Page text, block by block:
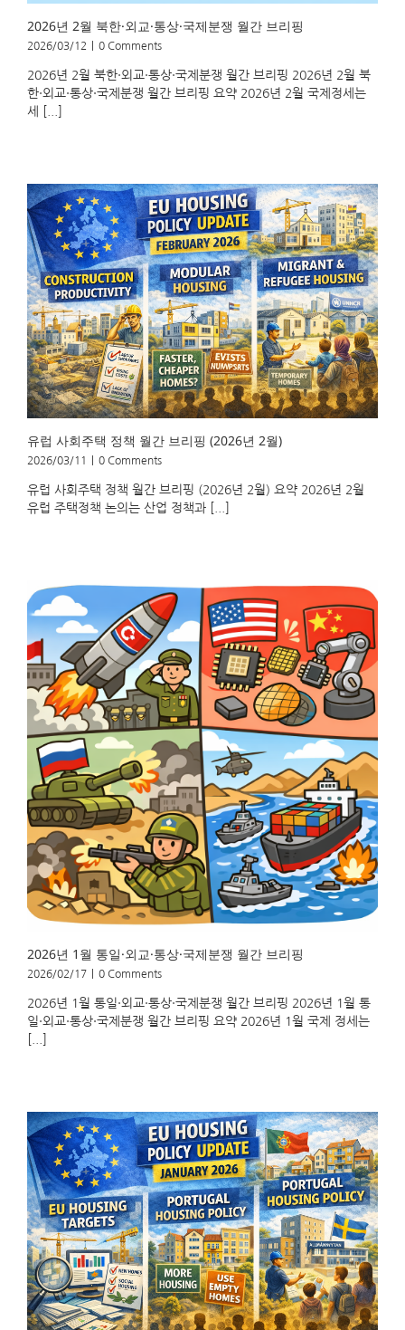
보호무역 강화
와 WTO 체제
통상 질서가 흔
들리고 있다.
[...]
housing) 확대
정책 난민 및
2026년 2월 북한·외교·통상·국제분쟁 월간 브리핑
2026/03/12 0 Comments
2026년 2월 북한·외교·통상·국제분쟁 월간 브리핑 2026년 2월 북
한·외교·통상·국제분쟁 월간 브리핑 요약 2026년 2월 국제정세는
세 [...]
유럽 사회주택 정책 월간 브리핑 (2026년 2월)
2026/03/11 0 Comments
유럽 사회주택 정책 월간 브리핑 (2026년 2월) 요약 2026년 2월
유럽 주택정책 논의는 산업 정책과 [...]
2026년 1월 통일·외교·통상·국제분쟁 월간 브리핑
2026/02/17 0 Comments
2026년 1월 통일·외교·통상·국제분쟁 월간 브리핑 2026년 1월 통
일·외교·통상·국제분쟁 월간 브리핑 요약 2026년 1월 국제 정세는